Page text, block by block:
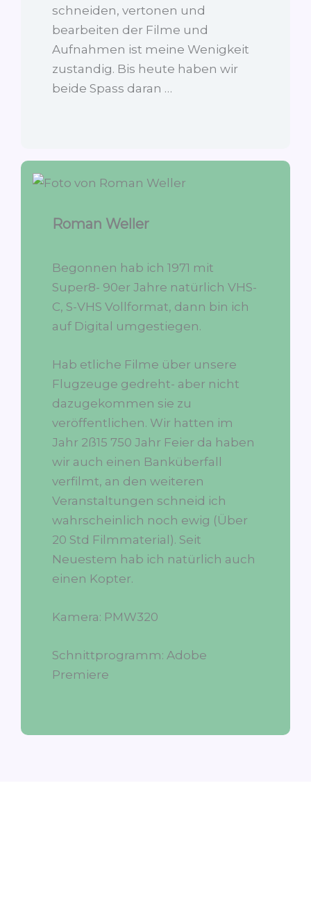
schneiden, vertonen und
bearbeiten der Filme und
Aufnahmen ist meine Wenigkeit
zustandig. Bis heute haben wir
beide Spass daran …
Roman Weller
Begonnen hab ich 1971 mit
Super8- 90er Jahre natürlich VHS-
C, S-VHS Vollformat, dann bin ich
auf Digital umgestiegen.
Hab etliche Filme über unsere
Flugzeuge gedreht- aber nicht
dazugekommen sie zu
veröffentlichen. Wir hatten im
Jahr 2ß15 750 Jahr Feier da haben
wir auch einen Banküberfall
verfilmt, an den weiteren
Veranstaltungen schneid ich
wahrscheinlich noch ewig (Über
20 Std Filmmaterial). Seit
Neuestem hab ich natürlich auch
einen Kopter.
Kamera: PMW320
Schnittprogramm: Adobe
Premiere